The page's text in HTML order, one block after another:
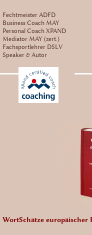
Fechtmeister ADFD
Business Coach MAY
Personal Coach XPAND
Mediator MAY (zert.)
Fachsportlehrer DSLV
Speaker & Autor
WortSchätze europäischer